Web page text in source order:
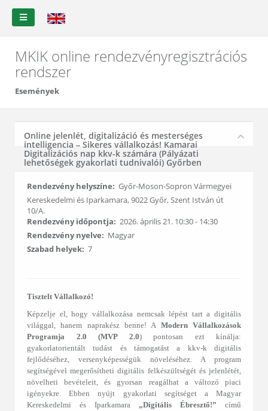
MKIK online rendezvényregisztrációs
rendszer
Események
Online jelenlét, digitalizáció és mesterséges
intelligencia – Sikeres vállalkozás! Kamarai
Digitalizációs nap kkv-k számára (Pályázati
lehetőségek gyakorlati tudnivalói) Győrben
Rendezvény helyszíne: Győr-Moson-Sopron Vármegyei
Kereskedelmi és Iparkamara, 9022 Győr, Szent István út
10/A.
Rendezvény időpontja: 2026. április 21. 10:30 - 14:30
Rendezvény nyelve: Magyar
Szabad helyek: 7
Tisztelt Vállalkozó!
Képzelje el, hogy vállalkozása nemcsak lépést tart a digitális
világgal, hanem naprakész benne! A Modern Vállalkozások
Programja 2.0 (MVP 2.0) pontosan ezt kínálja:
gyakorlatorientált tudást és támogatást a kkv-k digitális
fejlődéséhez, versenyképességük növeléséhez. A program
segítségével megerősítheti digitális felkészültségét és jelenlétét,
növelheti bevételeit, és gyorsan reagálhat a változó piaci
igényekre. Ebben nyújt gyakorlati segítséget a Magyar
Kereskedelmi és Iparkamara „Digitális Ébresztő!” című